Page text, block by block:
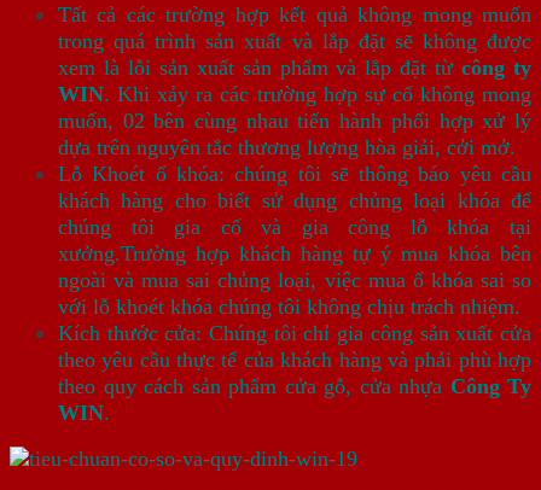
Tất cả các trường hợp kết quả không mong muốn
trong quá trình sản xuất và lắp đặt sẽ không được
xem là lỗi sản xuất sản phẩm và lắp đặt từcông ty
WIN. Khi xảy ra các trường hợp sự cố không mong
muốn, 02 bên cùng nhau tiến hành phối hợp xử lý
dựa trên nguyên tắc thương lượng hòa giải, cởi mở.
Lỗ Khoét ổ khóa: chúng tôi sẽ thông báo yêu cầu
khách hàng cho biết sử dụng chủng loại khóa để
chúng tôi gia cố và gia công lỗ khóa tại
xưởng.Trường hợp khách hàng tự ý mua khóa bên
ngoài và mua sai chủng loại, việc mua ổ khóa sai so
với lỗ khoét khóa chúng tôi không chịu trách nhiệm.
Kích thước cửa: Chúng tôi chỉ gia công sản xuất cửa
theo yêu cầu thực tế của khách hàng và phải phù hợp
theo quy cách sản phẩm cửa gỗ, cửa nhựa Công Ty
WIN.